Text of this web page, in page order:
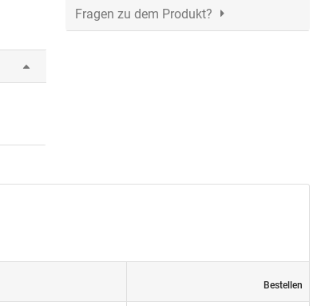
Fragen zu dem Produkt?
Bestellen